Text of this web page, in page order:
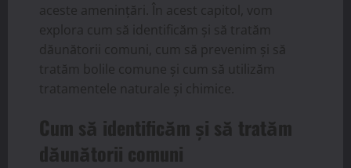
aceste amenințări. În acest capitol, vom
explora cum să identificăm și să tratăm
dăunătorii comuni, cum să prevenim și să
tratăm bolile comune și cum să utilizăm
tratamentele naturale și chimice.
Cum să identificăm și să tratăm
dăunătorii comuni